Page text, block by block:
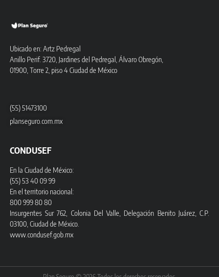
Ubicado en: Artz Pedregal
Anillo Perif. 3720, Jardines del Pedregal, Álvaro Obregón,
01900, Torre 2, piso 4 Ciudad de México
(55) 51473100
planseguro.com.mx
CONDUSEF
En la Ciudad de México:
(55) 53 40 09 99
En el territorio nacional:
800 999 80 80
Insurgentes Sur 762, Colonia Del Valle, Delegación Benito Juárez, C.P.
03100, Ciudad de México.
www.condusef.gob.mx